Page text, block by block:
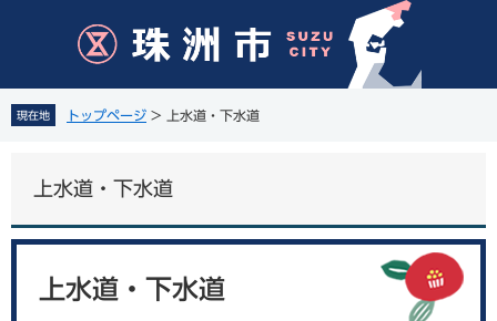
先
頭
を
飛
文
現在地 トップページ > 上水道・下水道
上水道・下水道
上水道・下水道